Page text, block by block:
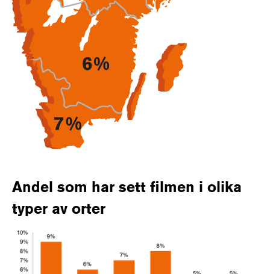
Andel som har sett filmen i olika
typer av orter